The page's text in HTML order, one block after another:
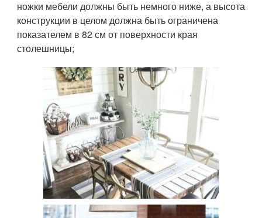
ножки мебели должны быть немного ниже, а высота
конструкции в целом должна быть ограничена
показателем в 82 см от поверхности края
столешницы;